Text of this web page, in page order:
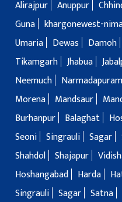
Alirajpur Anuppur
Guna khargonewest-
Umaria
Dewas Damoh
Tikamgarh Jhabua
Neemuch
Narmadapuram
Morena
Mandsaur
Burhanpur
Balaghat
Seoni Singrauli Sagar
Shahdol Shajapur
Hoshangabad
Harda
Singrauli Sagar Satna